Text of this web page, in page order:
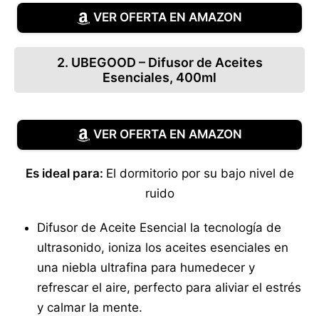
VER OFERTA EN AMAZON
2. UBEGOOD – Difusor de Aceites
Esenciales, 400ml
VER OFERTA EN AMAZON
Es ideal para: El dormitorio por su bajo nivel de
ruido
Difusor de Aceite Esencial la tecnología de
ultrasonido, ioniza los aceites esenciales en
una niebla ultrafina para humedecer y
refrescar el aire, perfecto para aliviar el estrés
y calmar la mente.